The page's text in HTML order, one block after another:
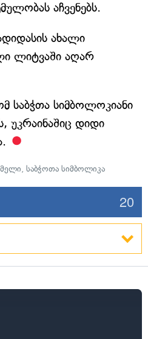
აჩვენებს.
ახალი
ლიტვაში აღარ
საბჭთა სიმბოლოკიანი
უკრაინაშიც დიდი
, საბჭოთა სიმბოლიკა
20